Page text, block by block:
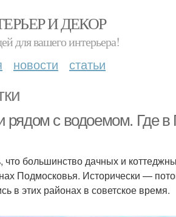
И ДЕКОР
для вашего интерьера!
новости статьи
рядом с водоемом. Где в
что большинство дачных и
Подмосковья. Исторически —
в этих районах в советское время.